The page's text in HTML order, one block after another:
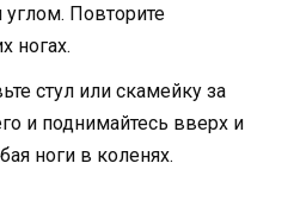
Повторите
ногах.
стул или скамейку за
и поднимайтесь вверх и
ноги в коленях.